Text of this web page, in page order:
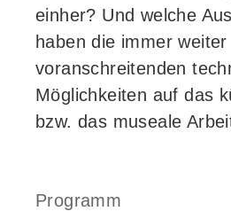
einher? Und welche
haben die immer weiter
voranschreitenden
Möglichkeiten auf das
bzw. das museale
Programm